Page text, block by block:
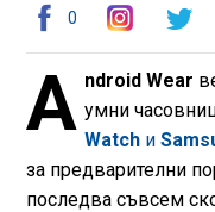
0
A ndroid Wear
умни
Watch и
за предварителни
последва съвсем